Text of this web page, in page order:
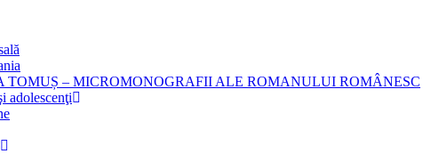
TOMUȘ – MICROMONOGRAFII ALE ROMANULUI ROMÂNESC
adolescenţi